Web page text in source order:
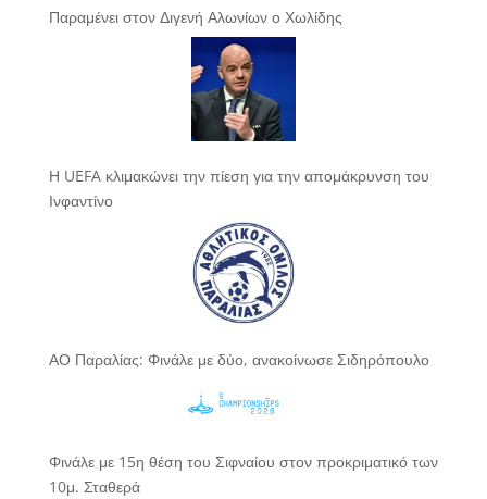
Παραμένει στον Διγενή Αλωνίων ο Χωλίδης
Η UEFA κλιμακώνει την πίεση για την απομάκρυνση του
Ινφαντίνο
ΑΟ Παραλίας: Φινάλε με δύο, ανακοίνωσε Σιδηρόπουλο
Φινάλε με 15η θέση του Σιφναίου στον προκριματικό των
10μ. Σταθερά